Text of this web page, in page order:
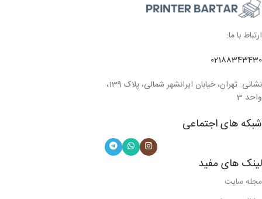
ارتباط با ما:
02188343430
نشانی: تهران، خیابان ایرانشهر شمالی، پلاک 139،
واحد 3
شبکه های اجتماعی
لینک های مفید
مجله سایت